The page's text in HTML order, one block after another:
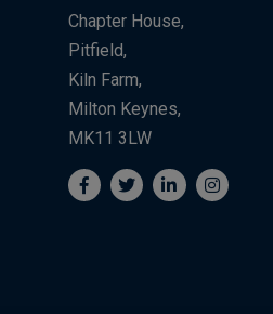
Chapter House,
Pitfield,
Kiln Farm,
Milton Keynes,
MK11 3LW